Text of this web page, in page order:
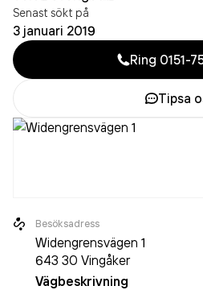
Senast sökt på
3 januari 2019
Ring 0151-
Tipsa
Besöksadress
Widengrensvägen 1
643 30 Vingåker
Vägbeskrivning